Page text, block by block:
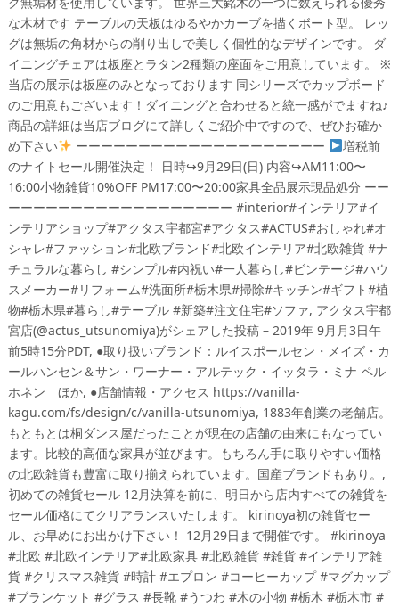
な木材です テーブルの天板はゆるやかカーブを描くボート型。 レッ
グは無垢の角材からの削り出しで美しく個性的なデザインです。 ダ
イニングチェアは板座とラタン2種類の座面をご用意しています。 ※
当店の展示は板座のみとなっております 同シリーズでカップボード
のご用意もございます！ダイニングと合わせると統一感がでますね♪
商品の詳細は当店ブログにて詳しくご紹介中ですので、ぜひお確か
め下さい
ーーーーーーーーーーーーーーーーーーーー
増税前
のナイトセール開催決定！ 日時↪︎9月29日(日) 内容↪︎AM11:00〜
16:00小物雑貨10%OFF PM17:00〜20:00家具全品展示現品処分 ーー
ーーーーーーーーーーーーーーーーーー #interior#インテリア#イ
ンテリアショップ#アクタス宇都宮#アクタス#ACTUS#おしゃれ#オ
シャレ#ファッション#北欧ブランド#北欧インテリア#北欧雑貨 #ナ
チュラルな暮らし #シンプル#内祝い#一人暮らし#ビンテージ#ハウ
スメーカー#リフォーム#洗面所#栃木県#掃除#キッチン#ギフト#植
物#栃木県#暮らし#テーブル #新築#注文住宅#ソファ, アクタス宇都
宮店(@actus_utsunomiya)がシェアした投稿 – 2019年 9月月3日午
前5時15分PDT, ●取り扱いブランド：ルイスポールセン・メイズ・カ
ールハンセン＆サン・ワーナー・アルテック・イッタラ・ミナ ペル
ホネン ほか, ●店舗情報・アクセス https://vanilla-
kagu.com/fs/design/c/vanilla-utsunomiya, 1883年創業の老舗店。
もともとは桐ダンス屋だったことが現在の店舗の由来にもなってい
ます。比較的高価な家具が並びます。もちろん手に取りやすい価格
の北欧雑貨も豊富に取り揃えられています。国産ブランドもあり。,
初めての雑貨セール 12月決算を前に、明日から店内すべての雑貨を
セール価格にてクリアランスいたします。 kirinoya初の雑貨セー
ル、お早めにお出かけ下さい！ 12月29日まで開催です。 #kirinoya
#北欧 #北欧インテリア#北欧家具 #北欧雑貨 #雑貨 #インテリア雑
貨 #クリスマス雑貨 #時計 #エプロン #コーヒーカップ #マグカップ
#ブランケット #グラス #長靴 #うつわ #木の小物 #栃木 #栃木市 #